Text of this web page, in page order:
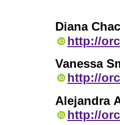
Diana
http://
Vanessa
http://
Alejandra
http://